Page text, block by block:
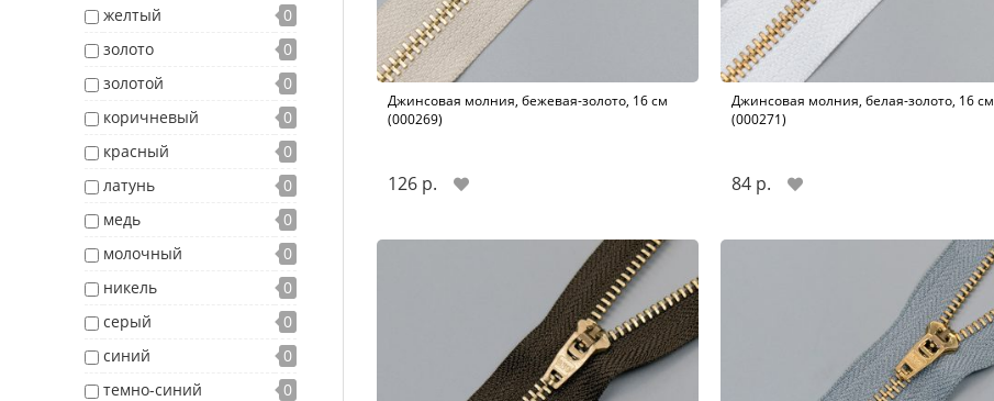
желтый
0
золото
0
золотой
0
коричневый
0
красный
0
латунь
0
медь
0
молочный
0
никель
0
серый
0
синий
0
темно-синий
0
Джинсовая молния, бежевая-золото, 16 см
(000269)
126 р.
Джинсовая молния, белая-золото, 16 см
(000271)
84 р.